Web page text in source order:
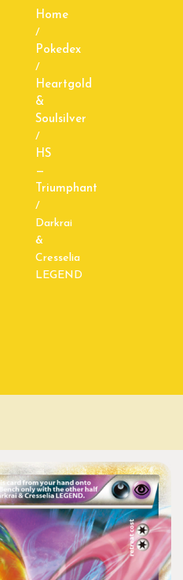
Home
/
Pokedex
/
Heartgold
&
Soulsilver
/
HS
—
Triumphant
/
Darkrai
&
Cresselia
LEGEND